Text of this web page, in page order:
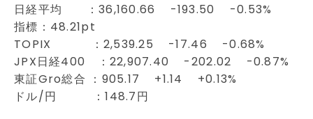
日経平均 ：36,160.66 -193.50 -0.53%
指標：48.21pt
TOPIX ：2,539.25 -17.46 -0.68%
JPX日経400 ：22,907.40 -202.02 -0.87%
東証Gro総合 ：905.17 +1.14 +0.13%
ドル/円 ：148.7円